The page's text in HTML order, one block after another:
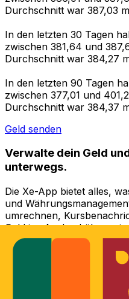
Durchschnitt war 387,03
In den letzten 30 Tagen
zwischen 381,64 und
Durchschnitt war 384,27
In den letzten 90 Tagen
zwischen 377,01 und
Durchschnitt war 384,37
Geld senden
Verwalte dein Geld
unterwegs.
Die Xe-App bietet alles,
und
umrechnen,
Geld ins Ausland
Gebühren. Heute